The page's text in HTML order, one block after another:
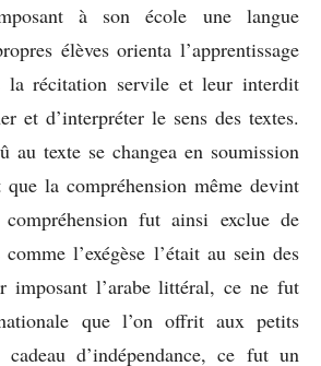
à son école une langue
élèves orienta l’apprentissage
la récitation servile et leur interdit
et d’interpréter le sens des textes.
au texte se changea en soumission
la compréhension même devint
fut ainsi exclue de
l’exégèse l’était au sein des
imposant l’arabe littéral, ce ne fut
que l’on offrit aux petits
d’indépendance, ce fut un